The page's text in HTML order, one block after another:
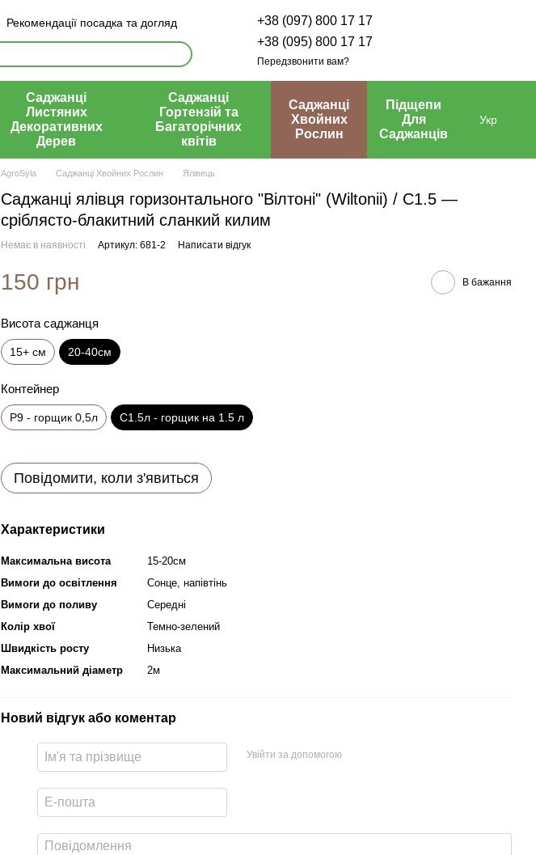
Рекомендації посадка та догляд
+38 (097) 800 17 17
+38 (095) 800 17 17
Передзвонити вам?
Саджанці
Листяних
Декоративних
Дерев
Саджанці
Гортензій та
Багаторічних
квітів
Саджанці
Хвойних
Рослин
Підщепи
Для
Саджанців
Укр
AgroSyla Саджанці Хвойних Рослин Ялівець
Саджанці ялівця горизонтального "Вілтоні" (Wiltonii) / С1.5 —
сріблясто-блакитний сланкий килим
Немає в наявності Артикул: 681-2 Написати відгук
150 грн В бажання
Висота саджанця
15+ см 20-40см
Контейнер
P9 - горщик 0,5л С1.5л - горщик на 1.5 л
Повідомити, коли з'явиться
Характеристики
Максимальна висота
15-20см
Вимоги до освітлення
Сонце, напівтінь
Вимоги до поливу
Середні
Колір хвої
Темно-зелений
Швидкість росту
Низька
Максимальний діаметр
2м
Новий відгук або коментар
Увійти за допомогою